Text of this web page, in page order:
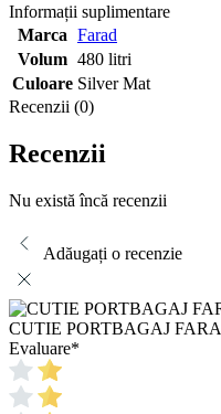
Informații suplimentare
Marca Farad
Volum 480 litri
Culoare Silver Mat
Recenzii (0)
Recenzii
Nu există încă recenzii
Adăugați o recenzie
CUTIE PORTBAGAJ
Evaluare*